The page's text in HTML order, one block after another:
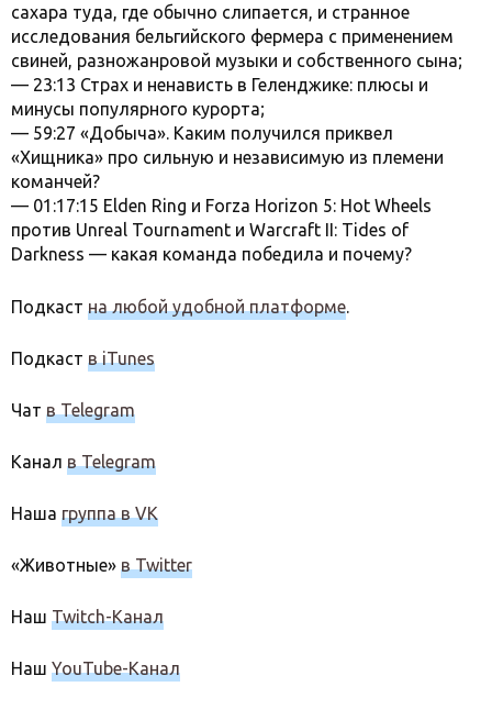
сахара туда, где обычно слипается, и странное
исследования бельгийского фермера с применением
свиней, разножанровой музыки и собственного сына;
— 23:13 Страх и ненависть в Геленджике: плюсы и
минусы популярного курорта;
— 59:27 «Добыча». Каким получился приквел
«Хищника» про сильную и независимую из племени
команчей?
— 01:17:15 Elden Ring и Forza Horizon 5: Hot Wheels
против Unreal Tournament и Warcraft II: Tides of
Darkness — какая команда победила и почему?
Подкаст на любой удобной платформе.
Подкаст в iTunes
Чат в Telegram
Канал в Telegram
Наша группа в VK
«Животные» в Twitter
Наш Twitch-Канал
Наш YouTube-Канал